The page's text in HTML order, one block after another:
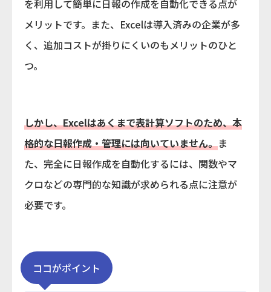
を利用して簡単に日報の作成を自動化できる点が
メリットです。また、Excelは導入済みの企業が多
く、追加コストが掛りにくいのもメリットのひと
つ。
しかし、Excelはあくまで表計算ソフトのため、本
格的な日報作成・管理には向いていません。ま
た、完全に日報作成を自動化するには、関数やマ
クロなどの専門的な知識が求められる点に注意が
必要です。
ココがポイント